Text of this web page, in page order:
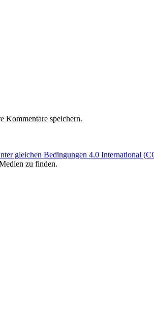
Kommentare speichern.
gleichen Bedingungen 4.0 International
zu finden.